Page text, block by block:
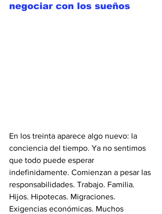
negociar con los sueños
En los treinta aparece algo nuevo: la
conciencia del tiempo. Ya no sentimos
que todo puede esperar
indefinidamente. Comienzan a pesar las
responsabilidades. Trabajo. Familia.
Hijos. Hipotecas. Migraciones.
Exigencias económicas. Muchos